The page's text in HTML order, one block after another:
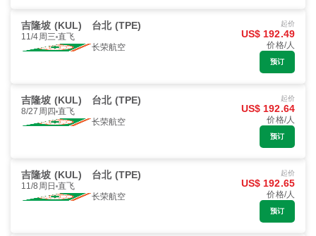
吉隆坡 (KUL) 台北 (TPE)
11/4周三 直飞
长荣航空
起价
US$ 192.49
价格/人
预订
吉隆坡 (KUL) 台北 (TPE)
8/27周四 直飞
长荣航空
起价
US$ 192.64
价格/人
预订
吉隆坡 (KUL) 台北 (TPE)
11/8周日 直飞
长荣航空
起价
US$ 192.65
价格/人
预订